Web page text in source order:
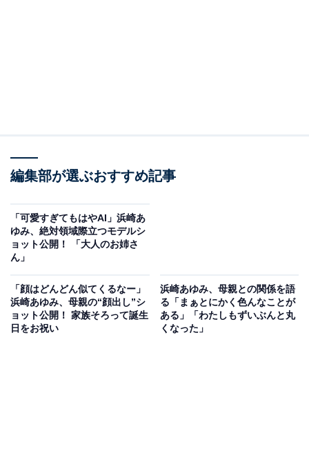
編集部が選ぶおすすめ記事
「可愛すぎてもはやAI」浜崎あ
ゆみ、絶対領域際立つモデルシ
ョット公開！ 「大人のお姉さ
ん」
「顔はどんどん似てくるなー」
浜崎あゆみ、母親の“顔出し”シ
ョット公開！ 家族そろって誕生
日をお祝い
浜崎あゆみ、母親との関係を語
る「まぁとにかく色んなことが
ある」「わたしもずいぶんと丸
くなった」